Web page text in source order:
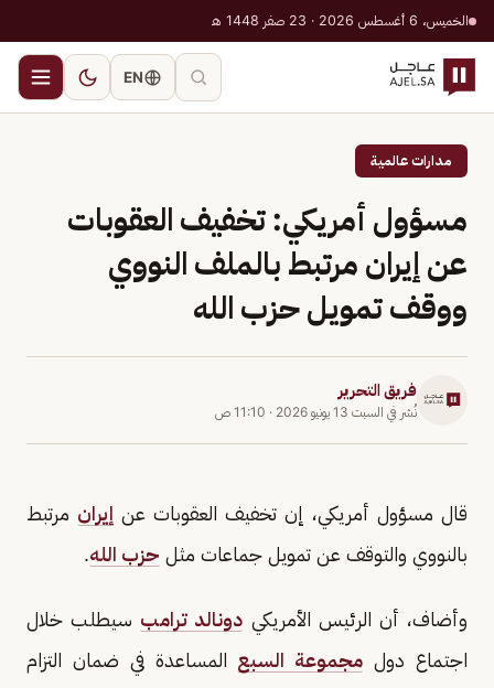
الخميس، 6 أغسطس 2026 · 23 صفر 1448 هـ
EN
مدارات عالمية
مسؤول أمريكي: تخفيف العقوبات
عن إيران مرتبط بالملف النووي
ووقف تمويل حزب الله
فريق التحرير
نُشر في السبت 13 يونيو 2026 · 11:10 ص
قال مسؤول أمريكي، إن تخفيف العقوبات عن إيران مرتبط
بالنووي والتوقف عن تمويل جماعات مثل حزب الله.
وأضاف، أن الرئيس الأمريكي دونالد ترامب سيطلب خلال
اجتماع دول مجموعة السبع المساعدة في ضمان التزام